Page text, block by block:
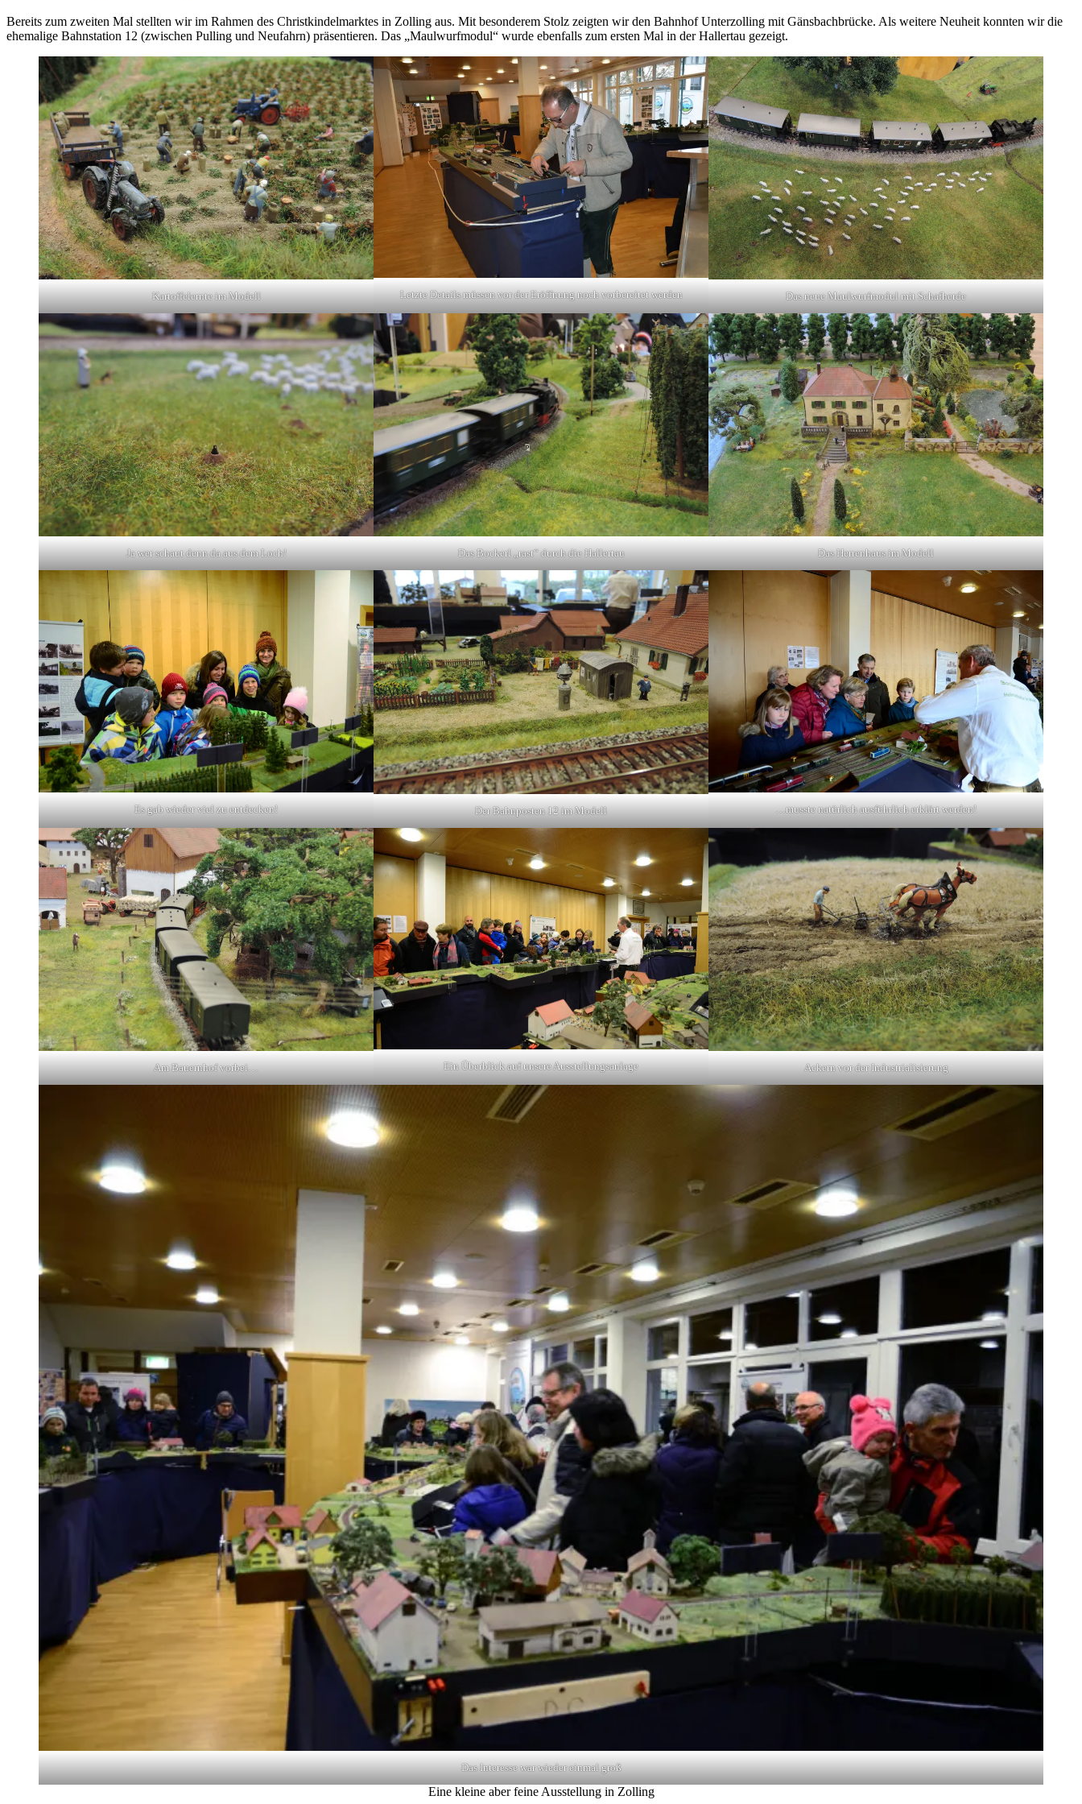
Bereits zum zweiten Mal stellten wir im Rahmen des Christkindelmarktes in Zolling aus. Mit besonderem Stolz zeigten wir den Bahnhof Unterzolling mit Gänsbachbrücke. Als weitere Neuheit konnten wir die
ehemalige Bahnstation 12 (zwischen Pulling und Neufahrn) präsentieren. Das „Maulwurfmodul“ wurde ebenfalls zum ersten Mal in der Hallertau gezeigt.
Kartoffelernte im Modell Letzte Details müssen vor der Eröffnung noch vorbereitet werden Das neue Maulwurfmodul mit Schafherde
Ja wer schaut denn da aus dem Loch! Das Bockerl „rast“ durch die Hallertau Das Herrenhaus im Modell
Es gab wieder viel zu entdecken! Der Bahnposten 12 im Modell …musste natürlich ausführlich erklärt werden!
Am Bauernhof vorbei… Ein Überblick auf unsere Ausstellungsanlage Ackern vor der Industrialisierung
Das Interesse war wieder einmal groß
Eine kleine aber feine Ausstellung in Zolling